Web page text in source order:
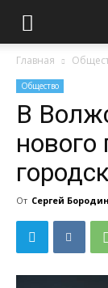
Главная
Общество
В
нового
От Сергей Бородин